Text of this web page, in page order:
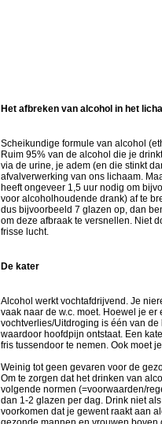
Het afbreken van alcohol in het
Scheikundige formule van alcohol
Ruim 95% van de alcohol die je
via de urine, je adem (en die stinkt
afvalverwerking van ons lichaam.
heeft ongeveer 1,5 uur nodig om
voor alcoholhoudende drank) af te
dus bijvoorbeeld 7 glazen op, dan
om deze afbraak te versnellen. Niet
frisse lucht.
De kater
Alcohol werkt vochtafdrijvend. Je
vaak naar de w.c. moet. Hoewel je
vochtverlies/Uitdroging is één van
waardoor hoofdpijn ontstaat. Een
fris tussendoor te nemen. Ook moet
Weinig tot geen gevaren voor de
Om te zorgen dat het drinken van
volgende normen (=voorwaarden/
dan 1-2 glazen per dag. Drink niet
voorkomen dat je gewent raakt aan